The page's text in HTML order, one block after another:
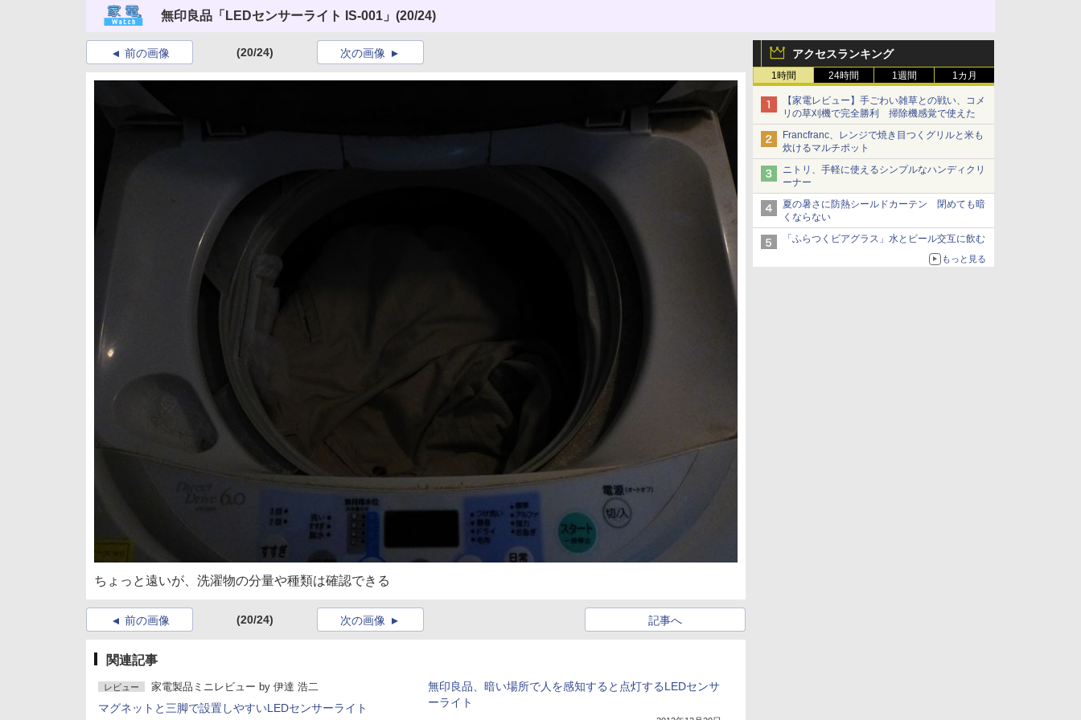
無印良品「LEDセンサーライト IS‐001」 (20/24)
アクセスランキング
1時間 24時間 1週間 1カ月
【家電レビュー】手ごわい雑草との戦い、コメ
リの草刈機で完全勝利 掃除機感覚で使えた
Francfranc、レンジで焼き目つくグリルと米も
炊けるマルチポット
ニトリ、手軽に使えるシンプルなハンディクリ
ーナー
夏の暑さに防熱シールドカーテン 閉めても暗
くならない
「ふらつくビアグラス」水とビール交互に飲む
もっと見る
前の画像 (20/24) 次の画像
ちょっと遠いが、洗濯物の分量や種類は確認できる
前の画像 (20/24) 記事へ
次の画像
関連記事
レビュー 家電製品ミニレビュー by 伊達 浩二
マグネットと三脚で設置しやすいLEDセンサーライト
無印良品、暗い場所で人を感知すると点灯するLEDセンサ
ーライト